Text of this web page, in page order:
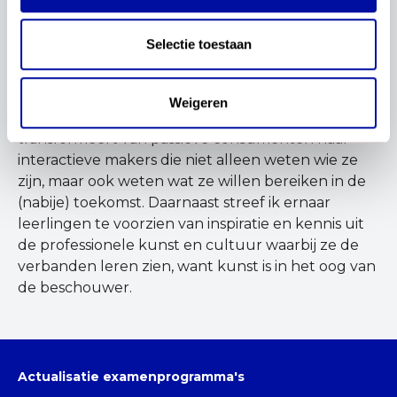
Selectie toestaan
Weigeren
Ik geloof erin dat iedereen recht heeft op goed
taalvaardigheid zijn creativiteit, expressie en
burgerschap cruciaal voor een evenwichtige
persoonsvorming en zelfontplooiing. Het is mijn
transformeert van passieve consumenten naar
interactieve makers die niet alleen weten wie ze
zijn, maar ook weten wat ze willen bereiken in de
(nabije) toekomst. Daarnaast streef ik ernaar
leerlingen te voorzien van inspiratie en kennis uit
de professionele kunst en cultuur waarbij ze de
verbanden leren zien, want kunst is in het oog van
de beschouwer.
Actualisatie examenprogramma's